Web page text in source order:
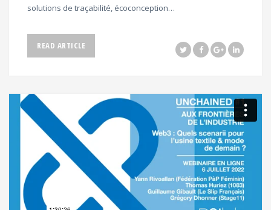
solutions de traçabilité, écoconception…
READ ARTICLE